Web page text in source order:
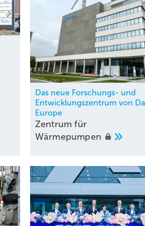
Das neue Forschungs- und
Entwicklungszentrum von
Europe
Zentrum für
Wärmepumpen